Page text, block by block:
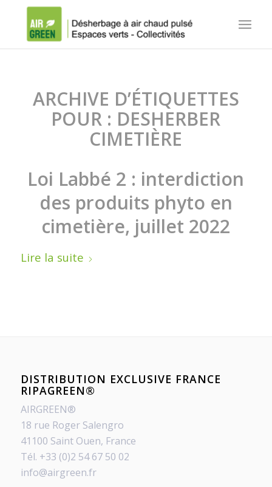
ARCHIVE D’ÉTIQUETTES
POUR : DESHERBER
CIMETIÈRE
Loi Labbé 2 : interdiction
des produits phyto en
cimetière, juillet 2022
Lire la suite
DISTRIBUTION EXCLUSIVE FRANCE
RIPAGREEN®
AIRGREEN®
18 rue Roger Salengro
41100 Saint Ouen, France
Tél. +33 (0)2 54 67 50 02
info@airgreen.fr